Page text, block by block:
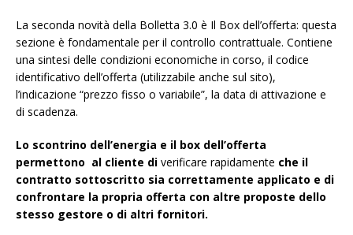
La seconda novità della Bolletta 3.0 è Il Box dell’offerta: questa
sezione è fondamentale per il controllo contrattuale. Contiene
una sintesi delle condizioni economiche in corso, il codice
identificativo dell’offerta (utilizzabile anche sul sito),
l’indicazione “prezzo fisso o variabile”, la data di attivazione e
di scadenza.
Lo scontrino dell’energia e il box dell’offerta
permettono al cliente di verificare rapidamente che il
contratto sottoscritto sia correttamente applicato e di
confrontare la propria offerta con altre proposte dello
stesso gestore o di altri fornitori.